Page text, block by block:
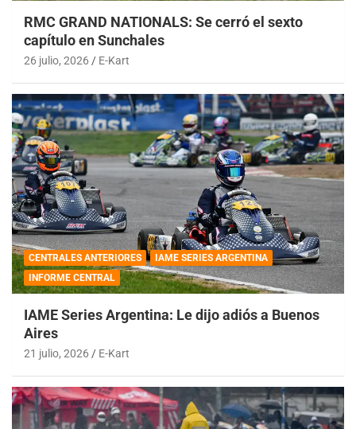
RMC GRAND NATIONALS: Se cerró el sexto
capítulo en Sunchales
26 julio, 2026 E-Kart
CENTRALES ANTERIORES
IAME SERIES ARGENTINA
INFORME CENTRAL
IAME Series Argentina: Le dijo adiós a Buenos
Aires
21 julio, 2026 E-Kart